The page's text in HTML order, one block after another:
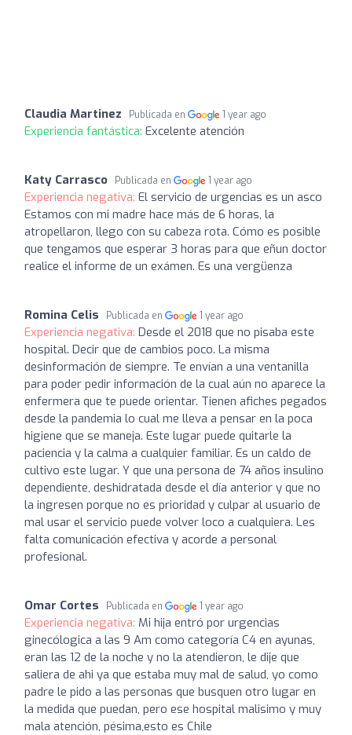
Claudia Martinez Publicada en 1 year ago
Experiencia fantástica: Excelente atención
Katy Carrasco Publicada en 1 year ago
Experiencia negativa: El servicio de urgencias es un asco
Estamos con mi madre hace más de 6 horas, la
atropellaron, llego con su cabeza rota. Cómo es posible
que tengamos que esperar 3 horas para que eñun doctor
realice el informe de un exámen. Es una vergüenza
Romina Celis Publicada en 1 year ago
Experiencia negativa: Desde el 2018 que no pisaba este
hospital. Decir que de cambios poco. La misma
desinformación de siempre. Te envían a una ventanilla
para poder pedir información de la cual aún no aparece la
enfermera que te puede orientar. Tienen afiches pegados
desde la pandemia lo cual me lleva a pensar en la poca
higiene que se maneja. Este lugar puede quitarle la
paciencia y la calma a cualquier familiar. Es un caldo de
cultivo este lugar. Y que una persona de 74 años insulino
dependiente, deshidratada desde el día anterior y que no
la ingresen porque no es prioridad y culpar al usuario de
mal usar el servicio puede volver loco a cualquiera. Les
falta comunicación efectiva y acorde a personal
profesional.
Omar Cortes Publicada en 1 year ago
Experiencia negativa: Mi hija entró por urgencias
ginecólogica a las 9 Am como categoría C4 en ayunas,
eran las 12 de la noche y no la atendieron, le dije que
saliera de ahi ya que estaba muy mal de salud, yo como
padre le pido a las personas que busquen otro lugar en
la medida que puedan, pero ese hospital malisimo y muy
mala atención, pésima,esto es Chile